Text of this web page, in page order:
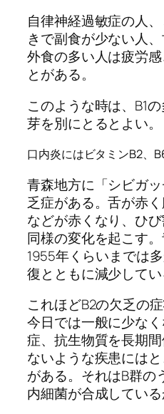
自律神経過敏症の人
きで副食が少ない人、
外食の多い人は疲労
とがある。
このような時は、B1
芽を別にとるとよい。
口内炎にはビタミンB2、
青森地方に「シビガ
乏症がある。舌が赤
などが赤くなり、ひ
同様の変化を起こす
1955年くらいまでは
復とともに減少してい
これほどB2の欠乏の
今日では一般に少な
症、抗生物質を長期
ないような疾患には
がある。それはB群の
内細菌が合成している